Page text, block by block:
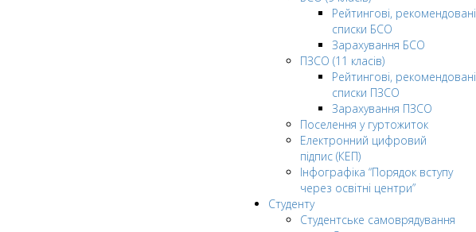
Рейтингові, рекомендовані
списки БСО
Зарахування БСО
ПЗСО (11 класів)
Рейтингові, рекомендовані
списки ПЗСО
Зарахування ПЗСО
Поселення у гуртожиток
Електронний цифровий
підпис (КЕП)
Інфографіка “Порядок вступу
через освітні центри”
Студенту
Студентське самоврядування